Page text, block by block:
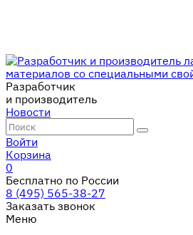
Разработчик
и производитель
Новости
Войти
Корзина
0
Бесплатно по России
8 (495) 565-38-27
Заказать звонок
Меню